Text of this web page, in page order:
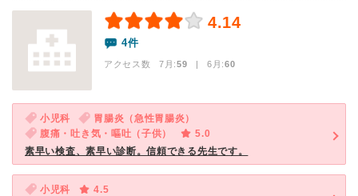
4.14
4件
アクセス数 7月:59 | 6月:60
小児科
胃腸炎（急性胃腸炎）
腹痛・吐き気・嘔吐（子供）
5.0
素早い検査、素早い診断。信頼できる先生です。
小児科
4.5